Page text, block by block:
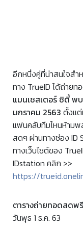
อีกหนึ่งคู่ที่น่าสนใจสำ
ทาง TrueID ได้ถ่าย
แมนเชสเตอร์ ซิตี้ พ
มกราคม 2563 ตั้งแต่
แฟนคลับทีมไหนห้ามพ
สดๆ ผ่านทางช่อง ID
ทางเว็บไซต์ของ
IDstation คลิก >>
https://
ตารางถ่ายทอดสดพ
วันพุธ 1 ธ.ค. 63